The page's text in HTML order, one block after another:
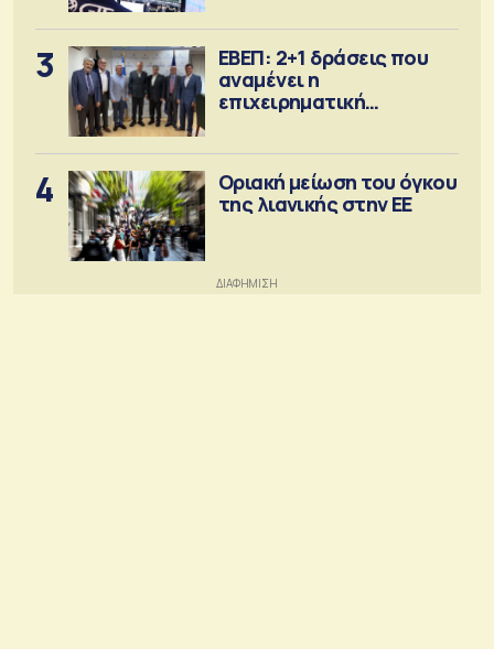
3
ΕΒΕΠ: 2+1 δράσεις που
αναμένει η
επιχειρηματική
4
Οριακή μείωση του όγκου
της λιανικής στην ΕΕ